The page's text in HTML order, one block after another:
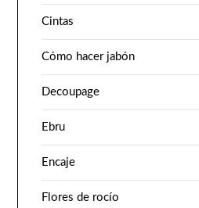
Cintas
Cómo hacer jabón
Decoupage
Ebru
Encaje
Flores de rocío